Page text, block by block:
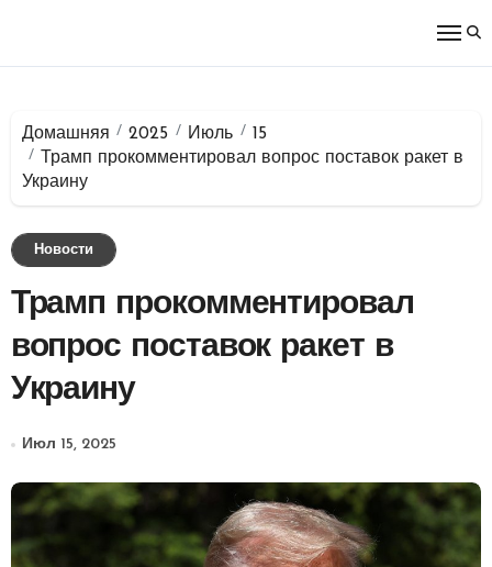
Домашняя 2025 Июль
15
Трамп прокомментировал вопрос поставок ракет в
Украину
Новости
Трамп прокомментировал
вопрос поставок ракет в
Украину
Июл 15, 2025